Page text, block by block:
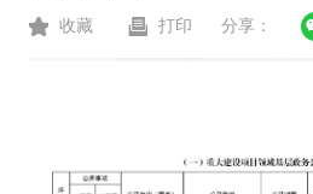
收藏 打印 分享：